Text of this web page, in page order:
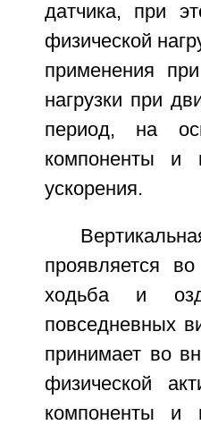
датчика, при
физической
применения
нагрузки при
период, на
компоненты и
ускорения.
проявляется
ходьба и
повседневных
принимает во
физической
компоненты и